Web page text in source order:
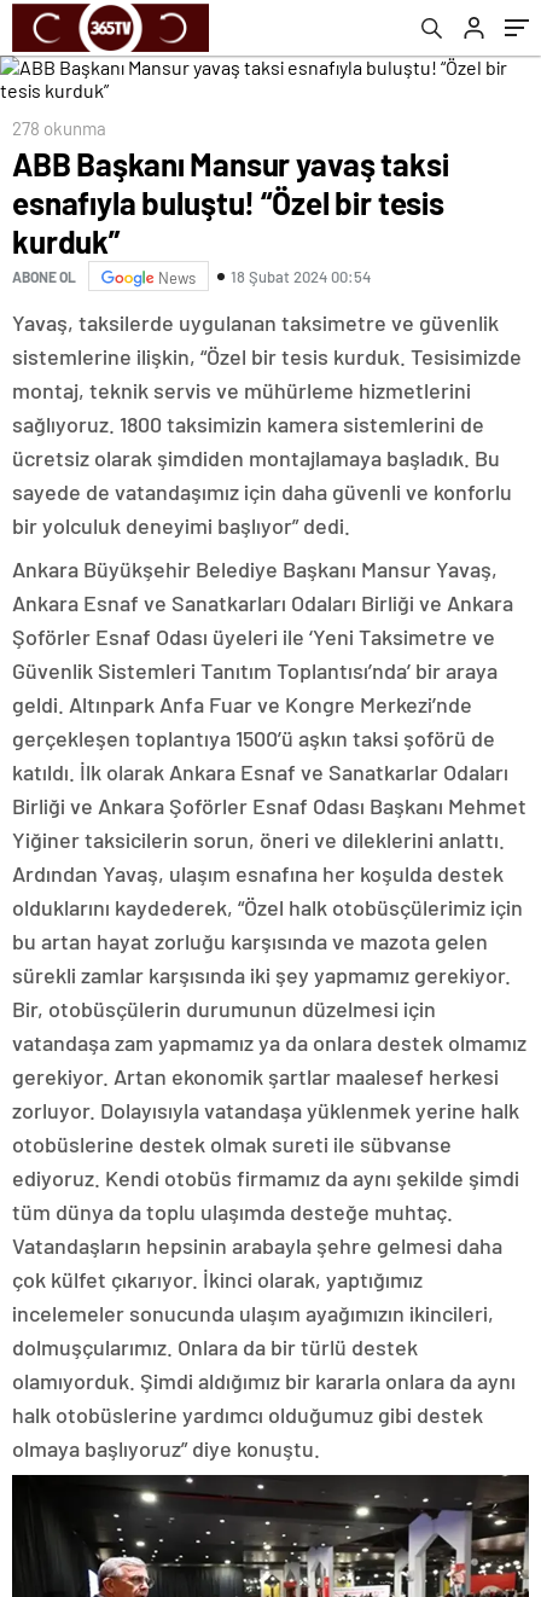
278 okunma
ABB Başkanı Mansur yavaş taksi
esnafıyla buluştu! “Özel bir tesis
kurduk”
ABONE OL News 18 Şubat 2024 00:54
Yavaş, taksilerde uygulanan taksimetre ve güvenlik
sistemlerine ilişkin, “Özel bir tesis kurduk. Tesisimizde
montaj, teknik servis ve mühürleme hizmetlerini
sağlıyoruz. 1800 taksimizin kamera sistemlerini de
ücretsiz olarak şimdiden montajlamaya başladık. Bu
sayede de vatandaşımız için daha güvenli ve konforlu
bir yolculuk deneyimi başlıyor” dedi.
Ankara Büyükşehir Belediye Başkanı Mansur Yavaş,
Ankara Esnaf ve Sanatkarları Odaları Birliği ve Ankara
Şoförler Esnaf Odası üyeleri ile ‘Yeni Taksimetre ve
Güvenlik Sistemleri Tanıtım Toplantısı’nda’ bir araya
geldi. Altınpark Anfa Fuar ve Kongre Merkezi’nde
gerçekleşen toplantıya 1500’ü aşkın taksi şoförü de
katıldı. İlk olarak Ankara Esnaf ve Sanatkarlar Odaları
Birliği ve Ankara Şoförler Esnaf Odası Başkanı Mehmet
Yiğiner taksicilerin sorun, öneri ve dileklerini anlattı.
Ardından Yavaş, ulaşım esnafına her koşulda destek
olduklarını kaydederek, “Özel halk otobüsçülerimiz için
bu artan hayat zorluğu karşısında ve mazota gelen
sürekli zamlar karşısında iki şey yapmamız gerekiyor.
Bir, otobüsçülerin durumunun düzelmesi için
vatandaşa zam yapmamız ya da onlara destek olmamız
gerekiyor. Artan ekonomik şartlar maalesef herkesi
zorluyor. Dolayısıyla vatandaşa yüklenmek yerine halk
otobüslerine destek olmak sureti ile sübvanse
ediyoruz. Kendi otobüs firmamız da aynı şekilde şimdi
tüm dünya da toplu ulaşımda desteğe muhtaç.
Vatandaşların hepsinin arabayla şehre gelmesi daha
çok külfet çıkarıyor. İkinci olarak, yaptığımız
incelemeler sonucunda ulaşım ayağımızın ikincileri,
dolmuşçularımız. Onlara da bir türlü destek
olamıyorduk. Şimdi aldığımız bir kararla onlara da aynı
halk otobüslerine yardımcı olduğumuz gibi destek
olmaya başlıyoruz” diye konuştu.